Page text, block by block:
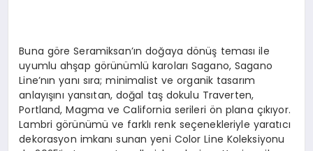
Buna göre Seramiksan’ın doğaya dönüş teması ile
uyumlu ahşap görünümlü karoları Sagano, Sagano
Line’nın yanı sıra; minimalist ve organik tasarım
anlayışını yansıtan, doğal taş dokulu Traverten,
Portland, Magma ve California serileri ön plana çıkıyor.
Lambri görünümü ve farklı renk seçenekleriyle yaratıcı
dekorasyon imkanı sunan yeni Color Line Koleksiyonu